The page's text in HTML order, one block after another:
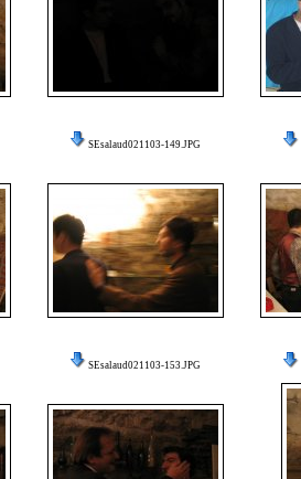
SEsalaud021103-149.JPG
SEsalaud021103-153.JPG